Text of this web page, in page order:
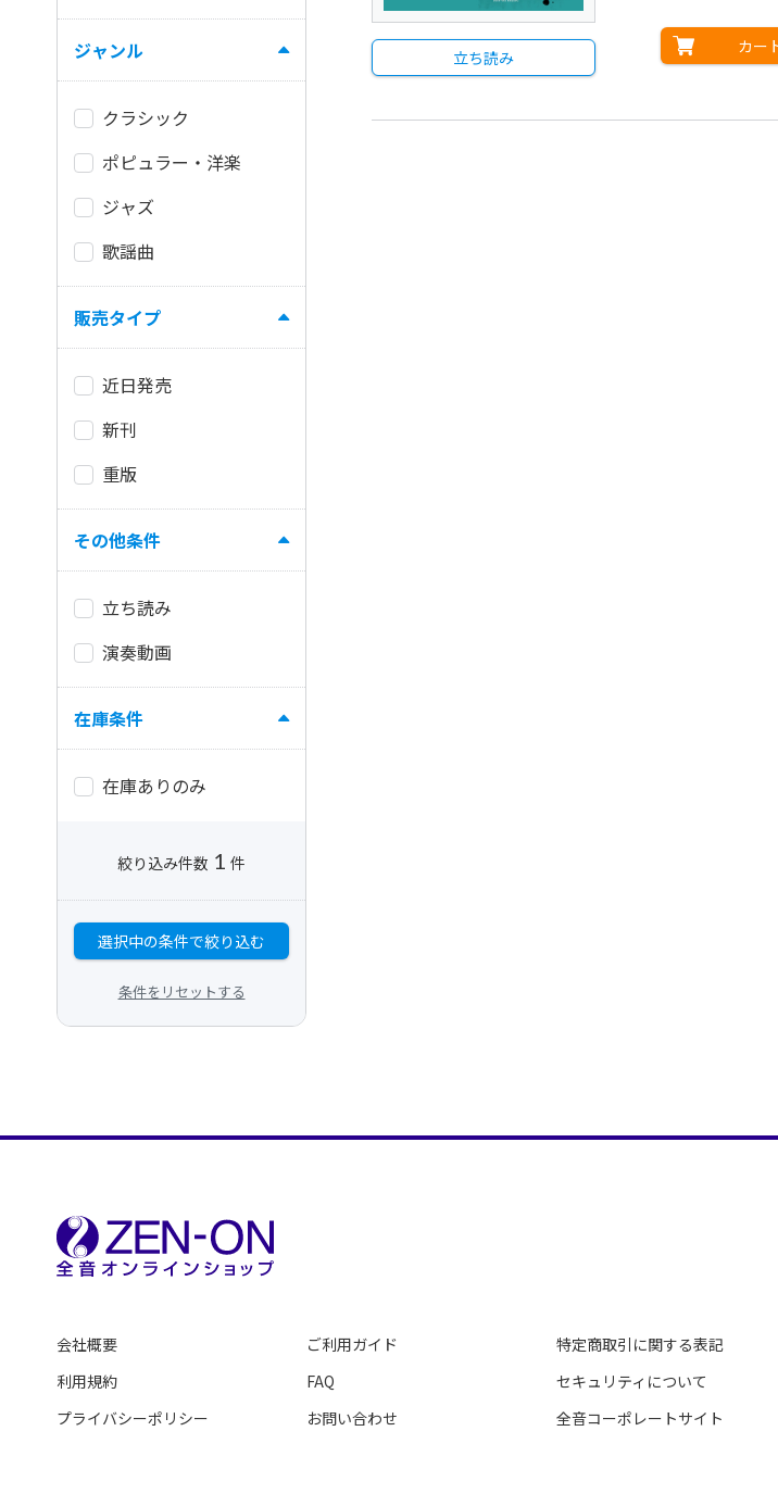
立ち読み
カー
ジャンル
クラシック
ポピュラー・洋楽
ジャズ
歌謡曲
販売タイプ
近日発売
新刊
重版
その他条件
立ち読み
演奏動画
在庫条件
在庫ありのみ
絞り込み件数 1 件
選択中の条件で絞り込む
条件をリセットする
会社概要
利用規約
プライバシーポリシー
ご利用ガイド
FAQ
お問い合わせ
特定商取引に関する表記
セキュリティについて
全音コーポレートサイト